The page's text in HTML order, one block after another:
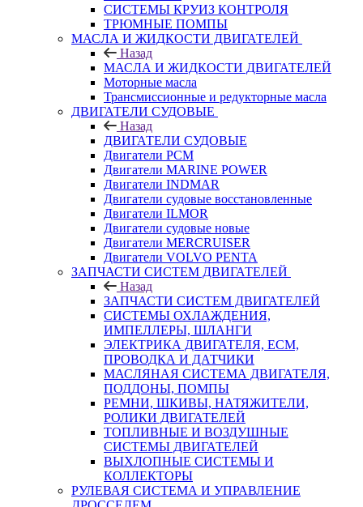
СИСТЕМЫ КРУИЗ КОНТРОЛЯ
ТРЮМНЫЕ ПОМПЫ
МАСЛА И ЖИДКОСТИ ДВИГАТЕЛЕЙ
Назад
МАСЛА И ЖИДКОСТИ ДВИГАТЕЛЕЙ
Моторные масла
Трансмиссионные и редукторные масла
ДВИГАТЕЛИ СУДОВЫЕ
Назад
ДВИГАТЕЛИ СУДОВЫЕ
Двигатели PCM
Двигатели MARINE POWER
Двигатели INDMAR
Двигатели судовые восстановленные
Двигатели ILMOR
Двигатели судовые новые
Двигатели MERCRUISER
Двигатели VOLVO PENTA
ЗАПЧАСТИ СИСТЕМ ДВИГАТЕЛЕЙ
Назад
ЗАПЧАСТИ СИСТЕМ ДВИГАТЕЛЕЙ
СИСТЕМЫ ОХЛАЖДЕНИЯ,
ИМПЕЛЛЕРЫ, ШЛАНГИ
ЭЛЕКТРИКА ДВИГАТЕЛЯ, ECM,
ПРОВОДКА И ДАТЧИКИ
МАСЛЯНАЯ СИСТЕМА ДВИГАТЕЛЯ,
ПОДДОНЫ, ПОМПЫ
РЕМНИ, ШКИВЫ, НАТЯЖИТЕЛИ,
РОЛИКИ ДВИГАТЕЛЕЙ
ТОПЛИВНЫЕ И ВОЗДУШНЫЕ
СИСТЕМЫ ДВИГАТЕЛЕЙ
ВЫХЛОПНЫЕ СИСТЕМЫ И
КОЛЛЕКТОРЫ
РУЛЕВАЯ СИСТЕМА И УПРАВЛЕНИЕ